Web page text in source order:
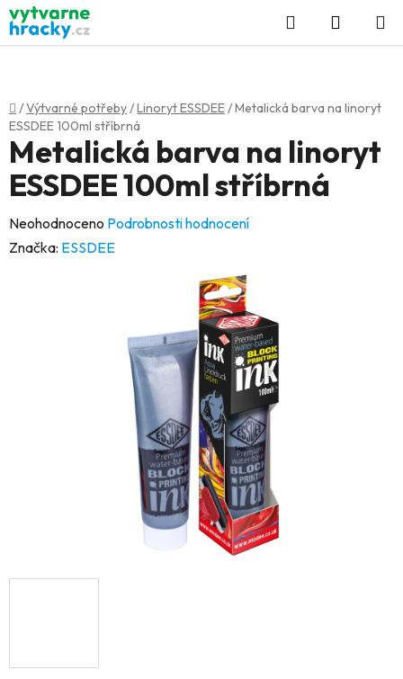
Přejít
na
obsah
Hledat
KOŠÍK
Domů
/Výtvarné potřeby/Linoryt ESSDEE/Metalická barva na linoryt
ESSDEE 100ml stříbrná
Metalická barva na linoryt
ESSDEE 100ml stříbrná
Průměrné
hodnocení
Neohodnoceno Podrobnosti hodnocení
Značka: ESSDEE